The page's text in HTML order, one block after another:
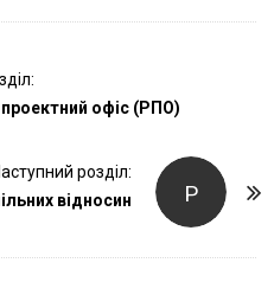
проектний офіс (РПО)
Р
розділ:
відносин